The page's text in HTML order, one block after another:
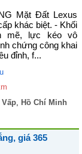
Mặt Đất Lexus
khác biệt. - Khối
mẽ, lực kéo vô
chứng công khai
đỉnh, f...
Vấp, Hồ Chí Minh
giá 365